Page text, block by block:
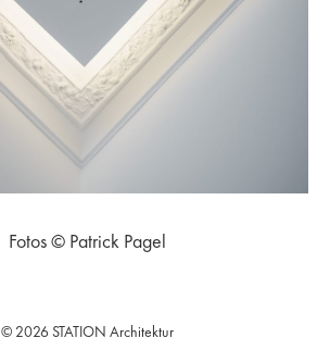
Fotos © Patrick Pagel
© 2026 STATION Architektur